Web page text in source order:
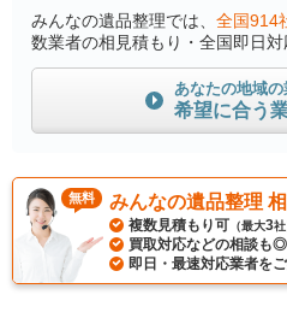
みんなの遺品整理では、 全国914
数業者の相見積もり・全国即日
あなたの地域
希望に合う
無料 みんなの遺品整理
複数見積もり可 （最大3社
買取対応などの相談も◎
即日・最速対応業者を